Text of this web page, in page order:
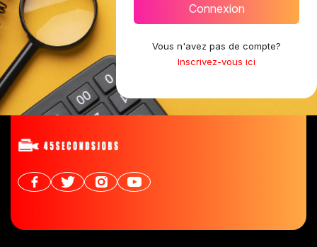
Connexion
Vous n'avez pas de compte?
Inscrivez-vous ici